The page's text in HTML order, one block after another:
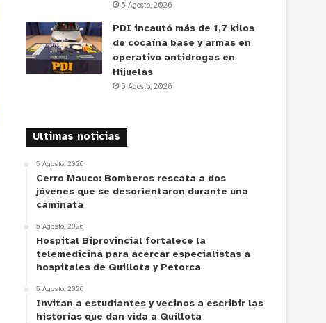
5 Agosto, 2026
PDI incautó más de 1,7 kilos
de cocaína base y armas en
operativo antidrogas en
Hijuelas
5 Agosto, 2026
Ultimas noticias
5 Agosto, 2026
Cerro Mauco: Bomberos rescata a dos
jóvenes que se desorientaron durante una
caminata
5 Agosto, 2026
Hospital Biprovincial fortalece la
telemedicina para acercar especialistas a
hospitales de Quillota y Petorca
5 Agosto, 2026
Invitan a estudiantes y vecinos a escribir las
historias que dan vida a Quillota